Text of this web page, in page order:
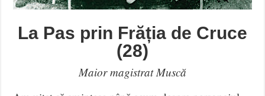
La Pas prin Frăția de Cruce
(28)
Maior magistrat Muscă